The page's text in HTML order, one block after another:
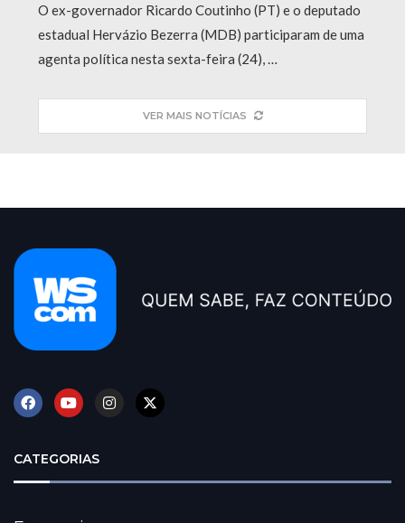
O ex-governador Ricardo Coutinho (PT) e o deputado
estadual Hervázio Bezerra (MDB) participaram de uma
agenta política nesta sexta-feira (24), …
VER MAIS NOTÍCIAS
CATEGORIAS